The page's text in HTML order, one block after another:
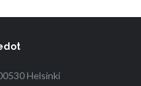
Helsinki